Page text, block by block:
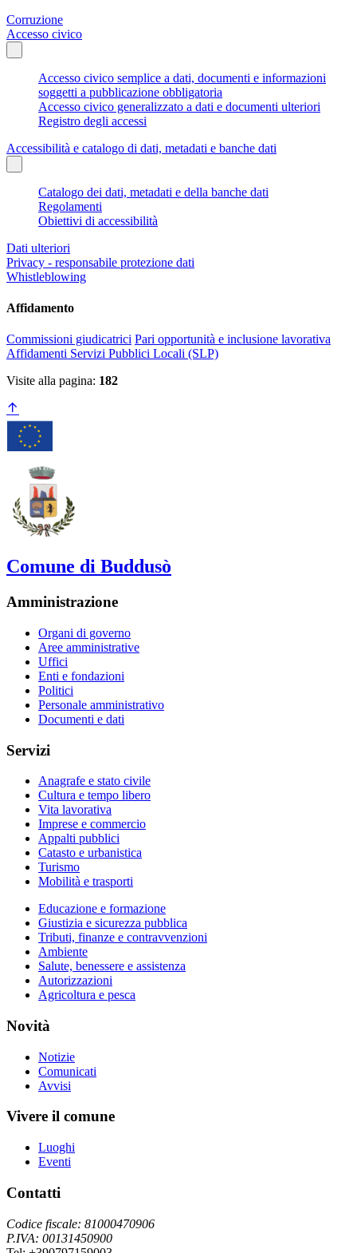
Corruzione
Accesso civico
Accesso civico semplice a dati, documenti e informazioni
soggetti a pubblicazione obbligatoria
Accesso civico generalizzato a dati e documenti ulteriori
Registro degli accessi
Accessibilità e catalogo di dati, metadati e banche dati
Catalogo dei dati, metadati e della banche dati
Regolamenti
Obiettivi di accessibilità
Dati ulteriori
Privacy - responsabile protezione dati
Whistleblowing
Affidamento
Commissioni giudicatrici Pari opportunità e inclusione lavorativa
Affidamenti Servizi Pubblici Locali (SLP)
Visite alla pagina: 182
Comune di Buddusò
Amministrazione
Organi di governo
Aree amministrative
Uffici
Enti e fondazioni
Politici
Personale amministrativo
Documenti e dati
Servizi
Anagrafe e stato civile
Cultura e tempo libero
Vita lavorativa
Imprese e commercio
Appalti pubblici
Catasto e urbanistica
Turismo
Mobilità e trasporti
Educazione e formazione
Giustizia e sicurezza pubblica
Tributi, finanze e contravvenzioni
Ambiente
Salute, benessere e assistenza
Autorizzazioni
Agricoltura e pesca
Novità
Notizie
Comunicati
Avvisi
Vivere il comune
Luoghi
Eventi
Contatti
Codice fiscale: 81000470906
P.IVA: 00131450900